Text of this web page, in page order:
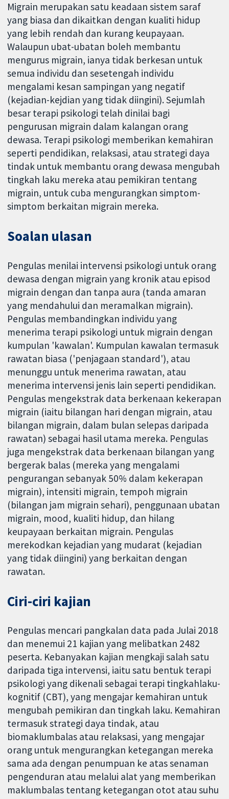
Migrain merupakan satu keadaan sistem saraf
yang biasa dan dikaitkan dengan kualiti hidup
yang lebih rendah dan kurang keupayaan.
Walaupun ubat-ubatan boleh membantu
mengurus migrain, ianya tidak berkesan untuk
semua individu dan sesetengah individu
mengalami kesan sampingan yang negatif
(kejadian-kejdian yang tidak diingini). Sejumlah
besar terapi psikologi telah dinilai bagi
pengurusan migrain dalam kalangan orang
dewasa. Terapi psikologi memberikan kemahiran
seperti pendidikan, relaksasi, atau strategi daya
tindak untuk membantu orang dewasa mengubah
tingkah laku mereka atau pemikiran tentang
migrain, untuk cuba mengurangkan simptom-
simptom berkaitan migrain mereka.
Soalan ulasan
Pengulas menilai intervensi psikologi untuk orang
dewasa dengan migrain yang kronik atau episod
migrain dengan dan tanpa aura (tanda amaran
yang mendahului dan meramalkan migrain).
Pengulas membandingkan individu yang
menerima terapi psikologi untuk migrain dengan
kumpulan 'kawalan'. Kumpulan kawalan termasuk
rawatan biasa ('penjagaan standard'), atau
menunggu untuk menerima rawatan, atau
menerima intervensi jenis lain seperti pendidikan.
Pengulas mengekstrak data berkenaan kekerapan
migrain (iaitu bilangan hari dengan migrain, atau
bilangan migrain, dalam bulan selepas daripada
rawatan) sebagai hasil utama mereka. Pengulas
juga mengekstrak data berkenaan bilangan yang
bergerak balas (mereka yang mengalami
pengurangan sebanyak 50% dalam kekerapan
migrain), intensiti migrain, tempoh migrain
(bilangan jam migrain sehari), penggunaan ubatan
migrain, mood, kualiti hidup, dan hilang
keupayaan berkaitan migrain. Pengulas
merekodkan kejadian yang mudarat (kejadian
yang tidak diingini) yang berkaitan dengan
rawatan.
Ciri-ciri kajian
Pengulas mencari pangkalan data pada Julai 2018
dan menemui 21 kajian yang melibatkan 2482
peserta. Kebanyakan kajian mengkaji salah satu
daripada tiga intervensi, iaitu satu bentuk terapi
psikologi yang dikenali sebagai terapi tingkahlaku-
kognitif (CBT), yang mengajar kemahiran untuk
mengubah pemikiran dan tingkah laku. Kemahiran
termasuk strategi daya tindak, atau
biomaklumbalas atau relaksasi, yang mengajar
orang untuk mengurangkan ketegangan mereka
sama ada dengan penumpuan ke atas senaman
pengenduran atau melalui alat yang memberikan
maklumbalas tentang ketegangan otot atau suhu